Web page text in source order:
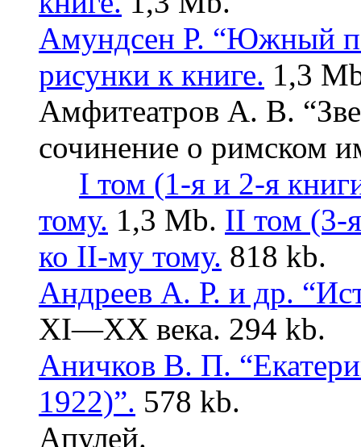
Амундсен Р. “Южный
рисунки к книге. 1,3
Амфитеатров А. В.
сочинение о римском
I том (1-я и 2-я
тому. 1,3 Mb. II том (3-
ко II-му тому. 818 kb.
Андреев А. Р. и др.
XI—XX века. 294 kb.
Аничков В. П.
1922)”. 578 kb.
Апулей.